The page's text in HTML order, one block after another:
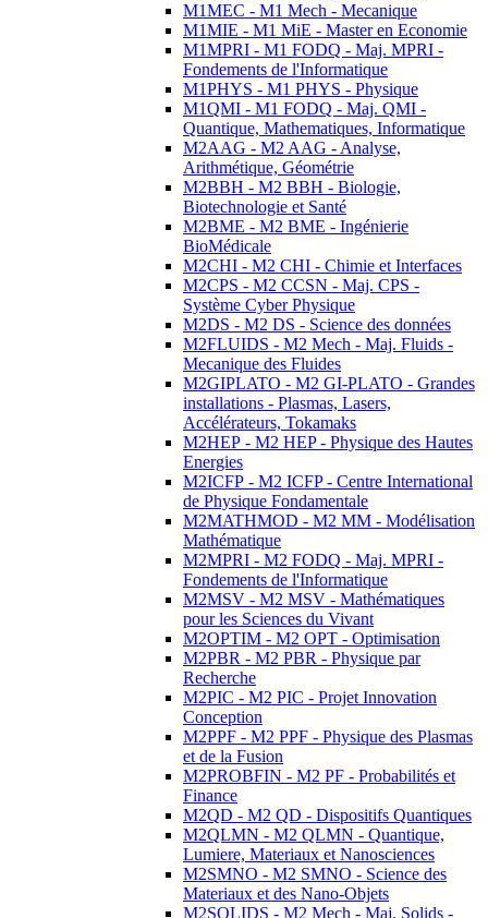
M1MEC - M1 Mech - Mecanique
M1MIE - M1 MiE - Master en Economie
M1MPRI - M1 FODQ - Maj. MPRI -
Fondements de l'Informatique
M1PHYS - M1 PHYS - Physique
M1QMI - M1 FODQ - Maj. QMI -
Quantique, Mathematiques, Informatique
M2AAG - M2 AAG - Analyse,
Arithmétique, Géométrie
M2BBH - M2 BBH - Biologie,
Biotechnologie et Santé
M2BME - M2 BME - Ingénierie
BioMédicale
M2CHI - M2 CHI - Chimie et Interfaces
M2CPS - M2 CCSN - Maj. CPS -
Système Cyber Physique
M2DS - M2 DS - Science des données
M2FLUIDS - M2 Mech - Maj. Fluids -
Mecanique des Fluides
M2GIPLATO - M2 GI-PLATO - Grandes
installations - Plasmas, Lasers,
Accélérateurs, Tokamaks
M2HEP - M2 HEP - Physique des Hautes
Energies
M2ICFP - M2 ICFP - Centre International
de Physique Fondamentale
M2MATHMOD - M2 MM - Modélisation
Mathématique
M2MPRI - M2 FODQ - Maj. MPRI -
Fondements de l'Informatique
M2MSV - M2 MSV - Mathématiques
pour les Sciences du Vivant
M2OPTIM - M2 OPT - Optimisation
M2PBR - M2 PBR - Physique par
Recherche
M2PIC - M2 PIC - Projet Innovation
Conception
M2PPF - M2 PPF - Physique des Plasmas
et de la Fusion
M2PROBFIN - M2 PF - Probabilités et
Finance
M2QD - M2 QD - Dispositifs Quantiques
M2QLMN - M2 QLMN - Quantique,
Lumiere, Materiaux et Nanosciences
M2SMNO - M2 SMNO - Science des
Materiaux et des Nano-Objets
M2SOLIDS - M2 Mech - Maj. Solids -